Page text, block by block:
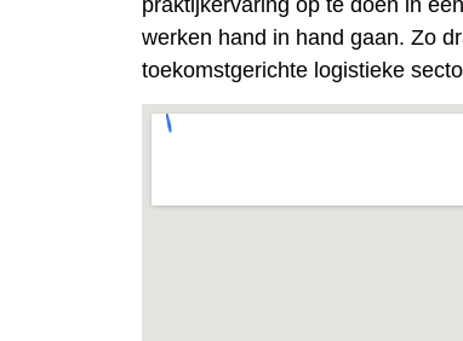
werken hand in hand gaan. Zo
toekomstgerichte logistieke